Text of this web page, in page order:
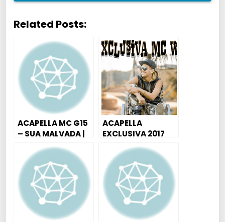
Related Posts:
ACAPELLA MC G15
– SUA MALVADA |
BOCA ( DJ
SORRISO 22 )
ACAPELLA
EXCLUSIVA 2017